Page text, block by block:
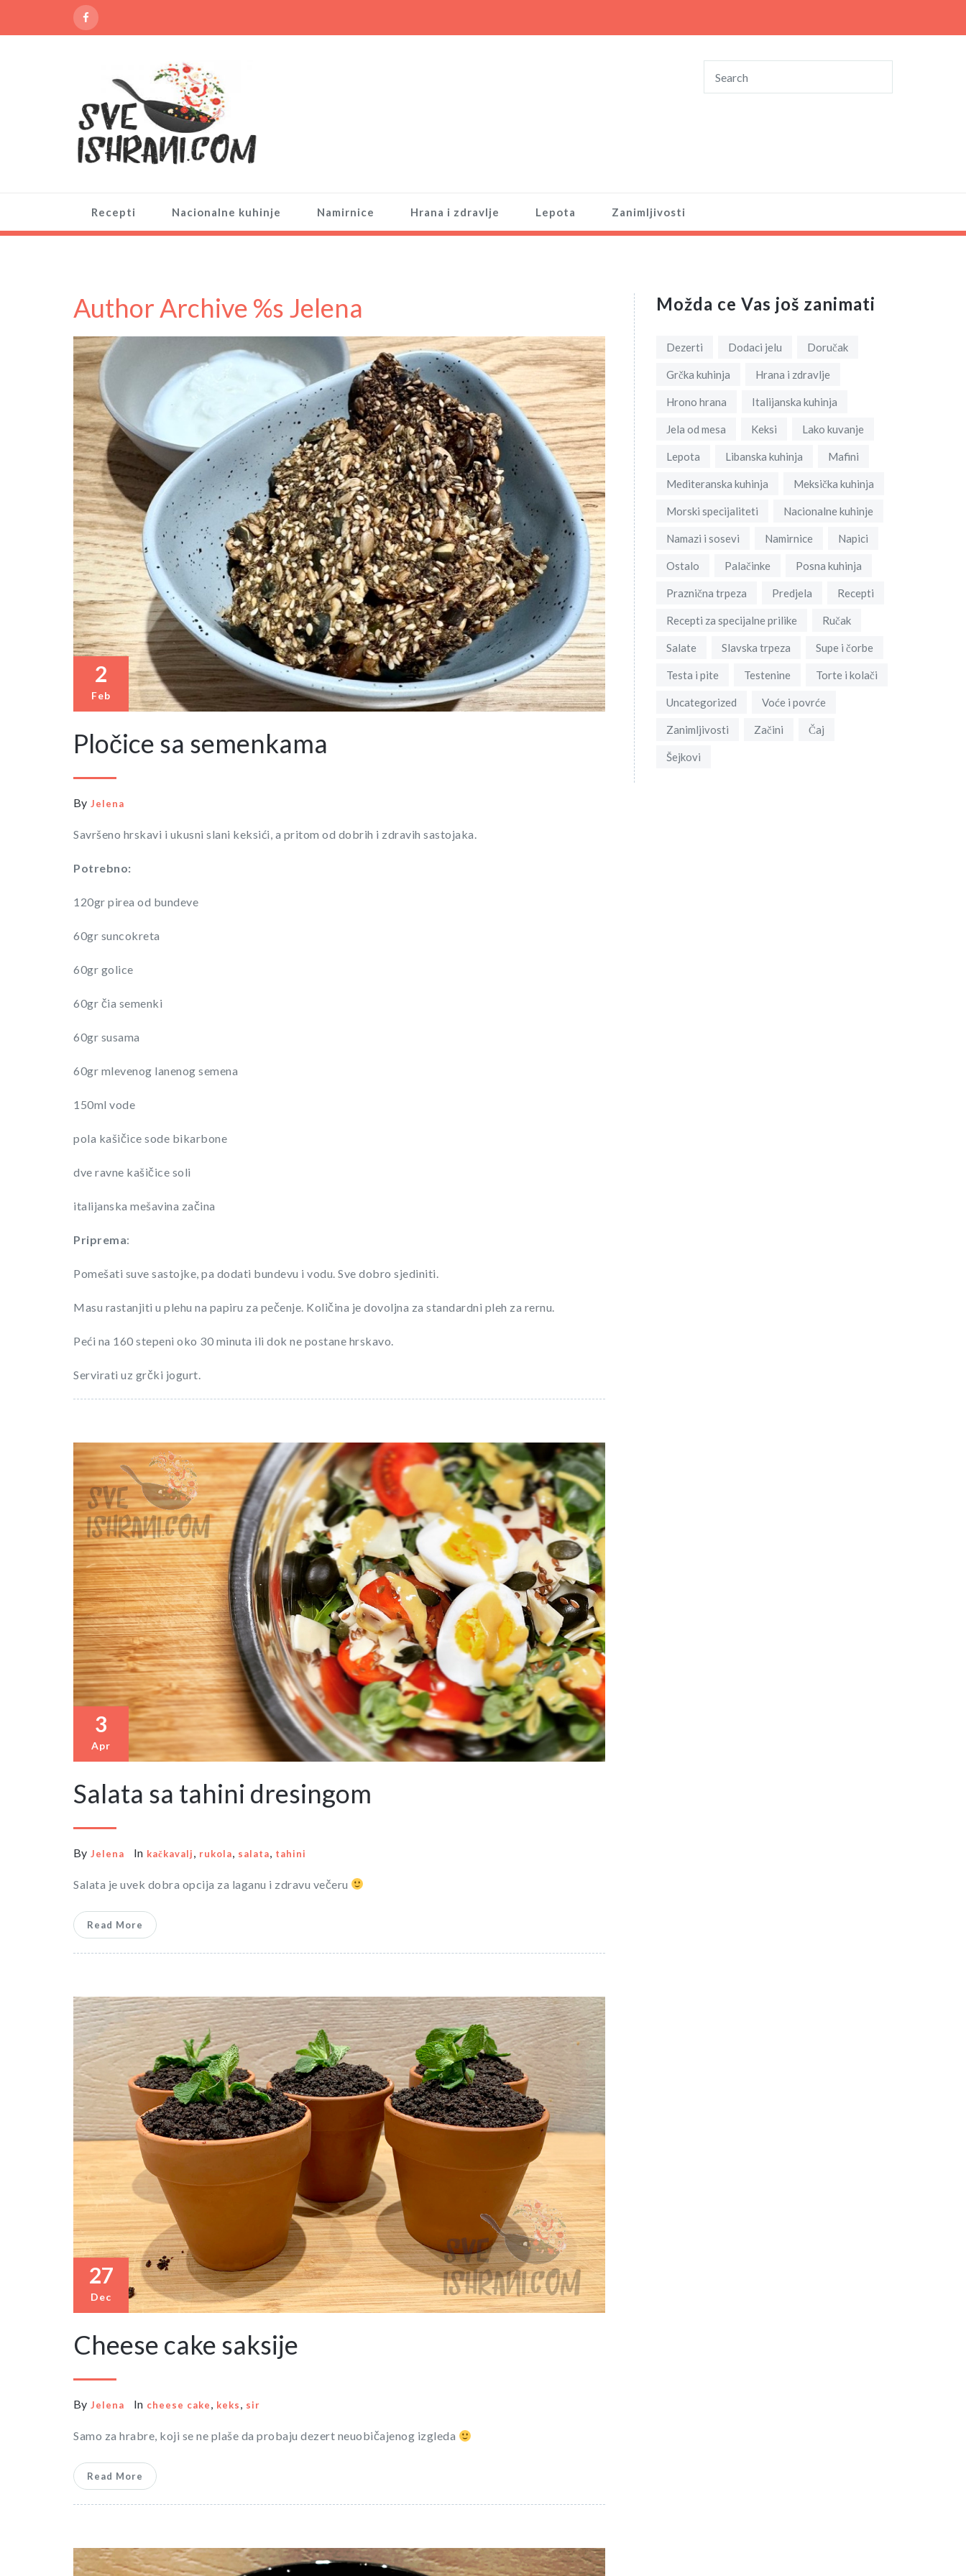
Recepti Nacionalne kuhinje Namirnice Hrana i zdravlje Lepota Zanimljivosti
Author Archive %s Jelena
2
Feb
Pločice sa semenkama
By Jelena
Savršeno hrskavi i ukusni slani keksići, a pritom od dobrih i zdravih sastojaka.
Potrebno:
120gr pirea od bundeve
60gr suncokreta
60gr golice
60gr čia semenki
60gr susama
60gr mlevenog lanenog semena
150ml vode
pola kašičice sode bikarbone
dve ravne kašičice soli
italijanska mešavina začina
Priprema:
Pomešati suve sastojke, pa dodati bundevu i vodu. Sve dobro sjediniti.
Masu rastanjiti u plehu na papiru za pečenje. Količina je dovoljna za standardni pleh za rernu.
Peći na 160 stepeni oko 30 minuta ili dok ne postane hrskavo.
Servirati uz grčki jogurt.
3
Apr
Salata sa tahini dresingom
By Jelena In kačkavalj rukola salata tahini
Salata je uvek dobra opcija za laganu i zdravu večeru
Read More
27
Dec
Cheese cake saksije
By Jelena In cheese cake, keks, sir
Samo za hrabre, koji se ne plaše da probaju dezert neuobičajenog izgleda
Read More
Možda ce Vas još zanimati
Dezerti Dodaci jelu Doručak
Grčka kuhinja Hrana i zdravlje
Hrono hrana Italijanska kuhinja
Jela od mesa Keksi Lako kuvanje
Lepota Libanska kuhinja Mafini
Mediteranska kuhinja Meksička kuhinja
Morski specijaliteti Nacionalne kuhinje
Namazi i sosevi Namirnice Napici
Ostalo Palačinke Posna kuhinja
Praznična trpeza Predjela Recepti
Recepti za specijalne prilike Ručak
Salate Slavska trpeza Supe i čorbe
Testa i pite Testenine Torte i kolači
Uncategorized Voće i povrće
Zanimljivosti Začini Čaj
Šejkovi